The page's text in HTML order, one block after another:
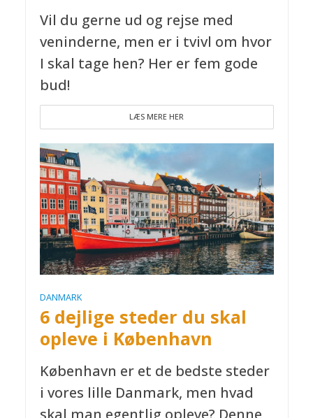
Vil du gerne ud og rejse med
veninderne, men er i tvivl om hvor
I skal tage hen? Her er fem gode
bud!
LÆS MERE HER
DANMARK
6 dejlige steder du skal
opleve i København
København er et de bedste steder
i vores lille Danmark, men hvad
skal man egentlig opleve? Denne